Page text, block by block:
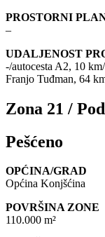
PROSTORNI
–
UDALJENOST
-/autocesta A2, 10
Franjo Tuđman, 64
Zona 21 /
Pešćeno
OPĆINA/GRAD
Općina Konjšćina
POVRŠINA ZONE
110.000 m²